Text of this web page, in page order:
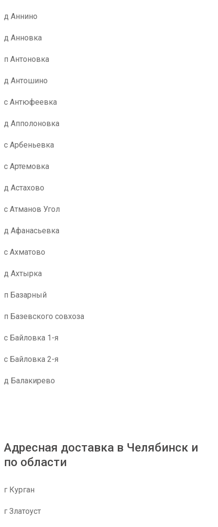
д Аннино
д Анновка
п Антоновка
д Антошино
с Антюфеевка
д Апполоновка
с Арбеньевка
с Артемовка
д Астахово
с Атманов Угол
д Афанасьевка
с Ахматово
д Ахтырка
п Базарный
п Базевского совхоза
с Байловка 1-я
с Байловка 2-я
д Балакирево
Адресная доставка в Челябинск и
по области
г Курган
г Златоуст